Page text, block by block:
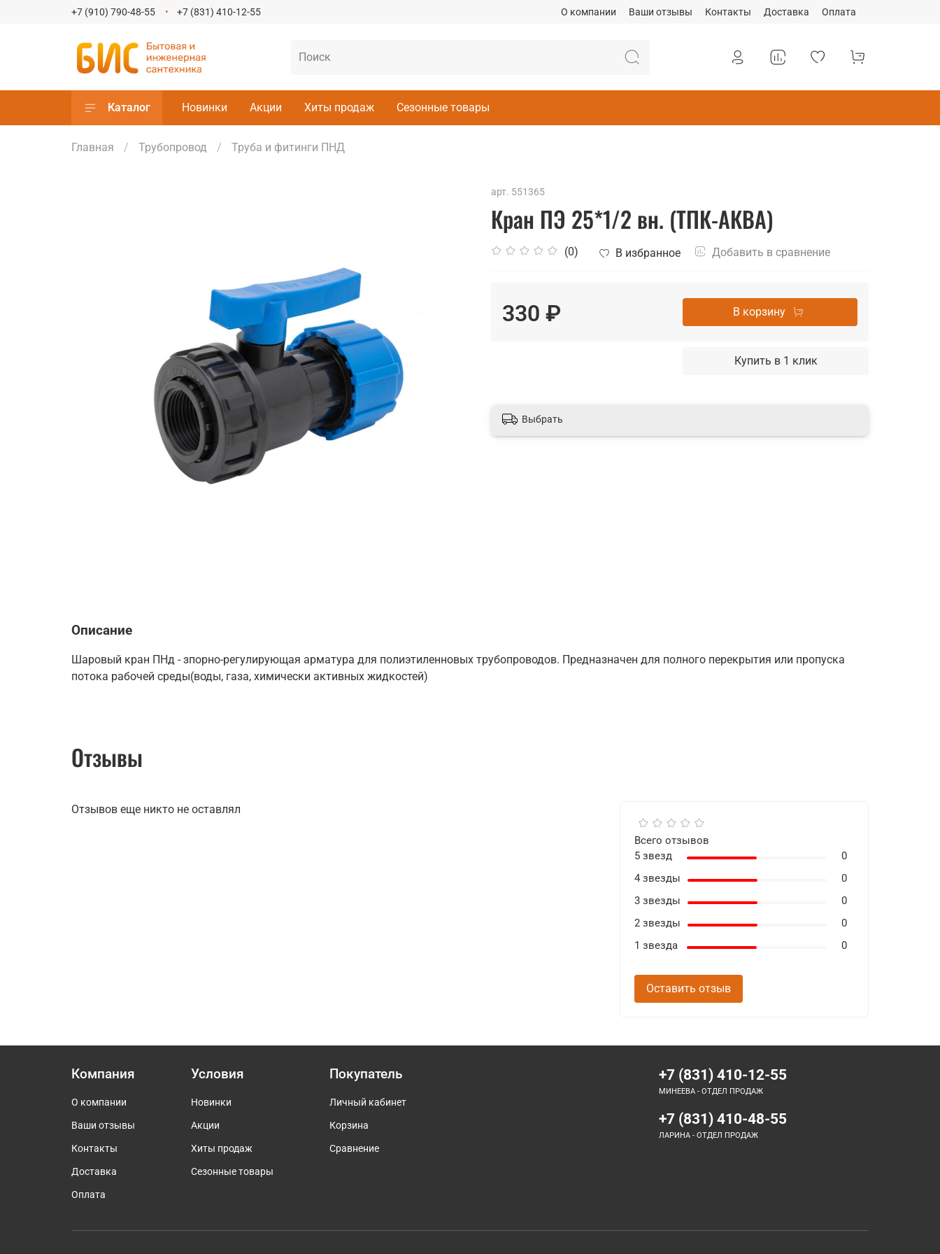
О компании Ваши отзывы Контакты Доставка Оплата
+7 (910) 790-48-55 +7 (831) 410-12-55
Каталог Новинки Акции Хиты продаж Сезонные товары
Главная Трубопровод Труба и фитинги ПНД
арт. 551365
Кран ПЭ 25*1/2 вн. (ТПК-АКВА)
(0) В избранное Добавить в сравнение
330 ₽ В корзину
Купить в 1 клик
Выбрать
Описание
Шаровый кран ПНд - зпорно-регулирующая арматура для полиэтиленновых трубопроводов. Предназначен для полного перекрытия или пропуска
потока рабочей среды(воды, газа, химически активных жидкостей)
Отзывы
Отзывов еще никто не оставлял
Всего отзывов
5 звезд
0
4 звезды
0
3 звезды
0
2 звезды
0
1 звезда
0
Оставить отзыв
Компания
О компании
Ваши отзывы
Контакты
Доставка
Оплата
Условия
Новинки
Акции
Хиты продаж
Сезонные товары
Покупатель
Личный кабинет
Корзина
Сравнение
+7 (831) 410-12-55
МИНЕЕВА - ОТДЕЛ ПРОДАЖ
+7 (831) 410-48-55
ЛАРИНА - ОТДЕЛ ПРОДАЖ